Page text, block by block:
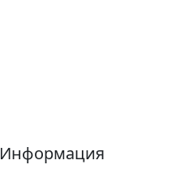
Информация